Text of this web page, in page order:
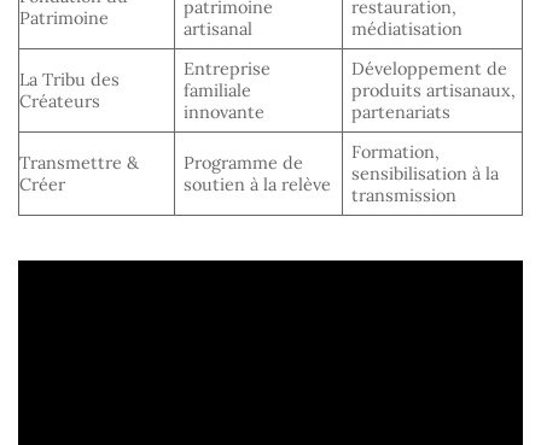
Patrimoine
patrimoine
artisanal
restauration,
médiatisation
La Tribu des
Créateurs
Entreprise
familiale
innovante
Développement de
produits artisanaux,
partenariats
Transmettre &
Créer
Programme de
soutien à la relève
Formation,
sensibilisation à la
transmission